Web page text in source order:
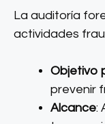
La auditoría
actividades
Objetivo
prevenir
Alcance: